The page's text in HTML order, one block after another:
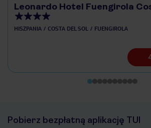
Leonardo Hotel Fuengirola
HISZPANIA COSTA DEL SOL FUENGIROLA
Pobierz bezpłatną aplikację TUI